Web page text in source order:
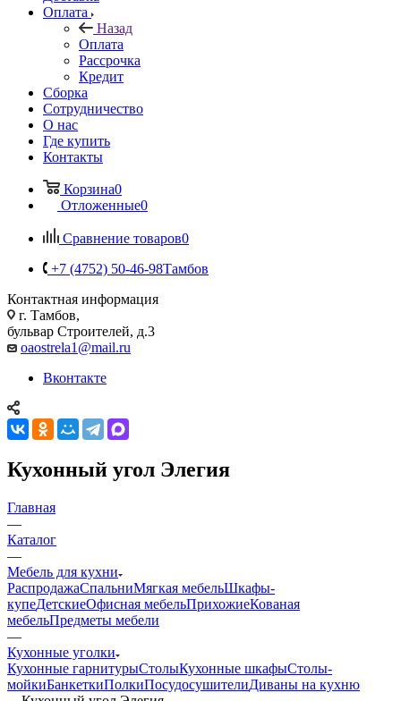
Оплата
Назад
Оплата
Рассрочка
Кредит
Сборка
Сотрудничество
О нас
Где купить
Контакты
Корзина0
Отложенные0
Сравнение товаров0
+7 (4752) 50-46-98Тамбов
Контактная информация
г. Тамбов,
бульвар Строителей, д.3
oaostrela1@mail.ru
Вконтакте
Кухонный угол Элегия
Главная
—
Каталог
—
Мебель для кухни
РаспродажаСпальниМягкая мебельШкафы-
купеДетскиеОфисная мебельПрихожиеКованая
мебельПредметы мебели
—
Кухонные уголки
Кухонные гарнитурыСтолыКухонные шкафыСтолы-
мойкиБанкеткиПолкиПосудосушителиДиваны на кухню